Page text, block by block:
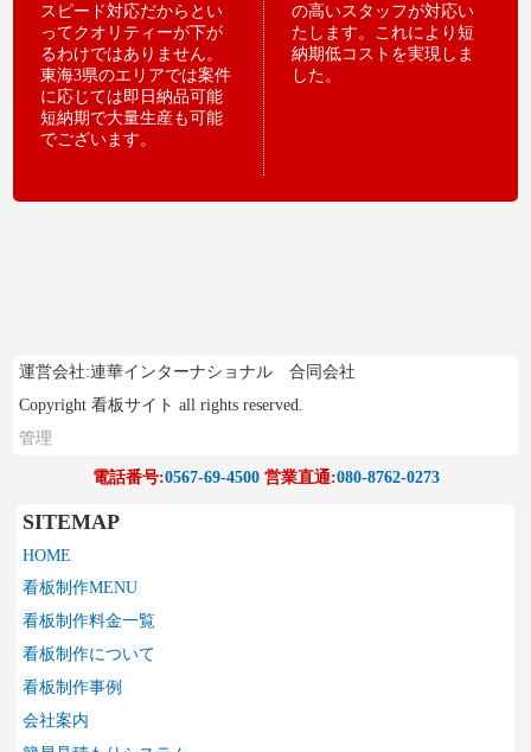
スピード対応だからとい
ってクオリティーが下が
るわけではありません。
東海3県のエリアでは案件
に応じては即日納品可能
短納期で大量生産も可能
でございます。
の高いスタッフが対応い
たします。これにより短
納期低コストを実現しま
した。
運営会社:連華インターナショナル 合同会社
Copyright 看板サイト all rights reserved.
管理
電話番号:0567-69-4500営業直通:080-8762-0273
SITEMAP
HOME
看板制作MENU
看板制作料金一覧
看板制作について
看板制作事例
会社案内